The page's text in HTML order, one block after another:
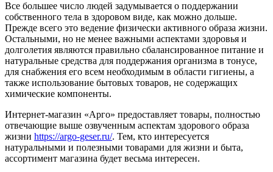
Все большее число людей задумывается о поддержании
собственного тела в здоровом виде, как можно дольше.
Прежде всего это ведение физически активного образа жизни.
Остальными, но не менее важными аспектами здоровья и
долголетия являются правильно сбалансированное питание и
натуральные средства для поддержания организма в тонусе,
для снабжения его всем необходимым в области гигиены, а
также использование бытовых товаров, не содержащих
химические компоненты.
Интернет-магазин «Арго» предоставляет товары, полностью
отвечающие выше озвученным аспектам здорового образа
жизни https://argo-geser.ru/. Тем, кто интересуется
натуральными и полезными товарами для жизни и быта,
ассортимент магазина будет весьма интересен.